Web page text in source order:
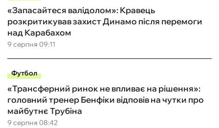
9 серпня 09:11
«Запасайтеся валідолом»: Кравець
розкритикував захист Динамо після перемоги
над Карабахом
Футбол
9 серпня 08:42
«Трансферний ринок не впливає на рішення»:
головний тренер Бенфіки відповів на чутки про
майбутнє Трубіна